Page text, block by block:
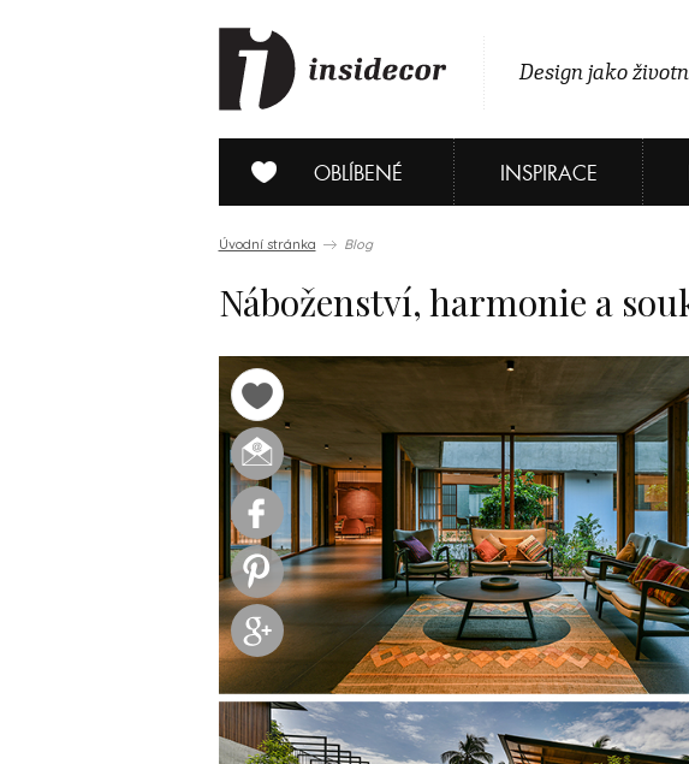
Design jako
OBLÍBENÉ INSPIRACE
Úvodní stránka Blog
Náboženství, harmonie a